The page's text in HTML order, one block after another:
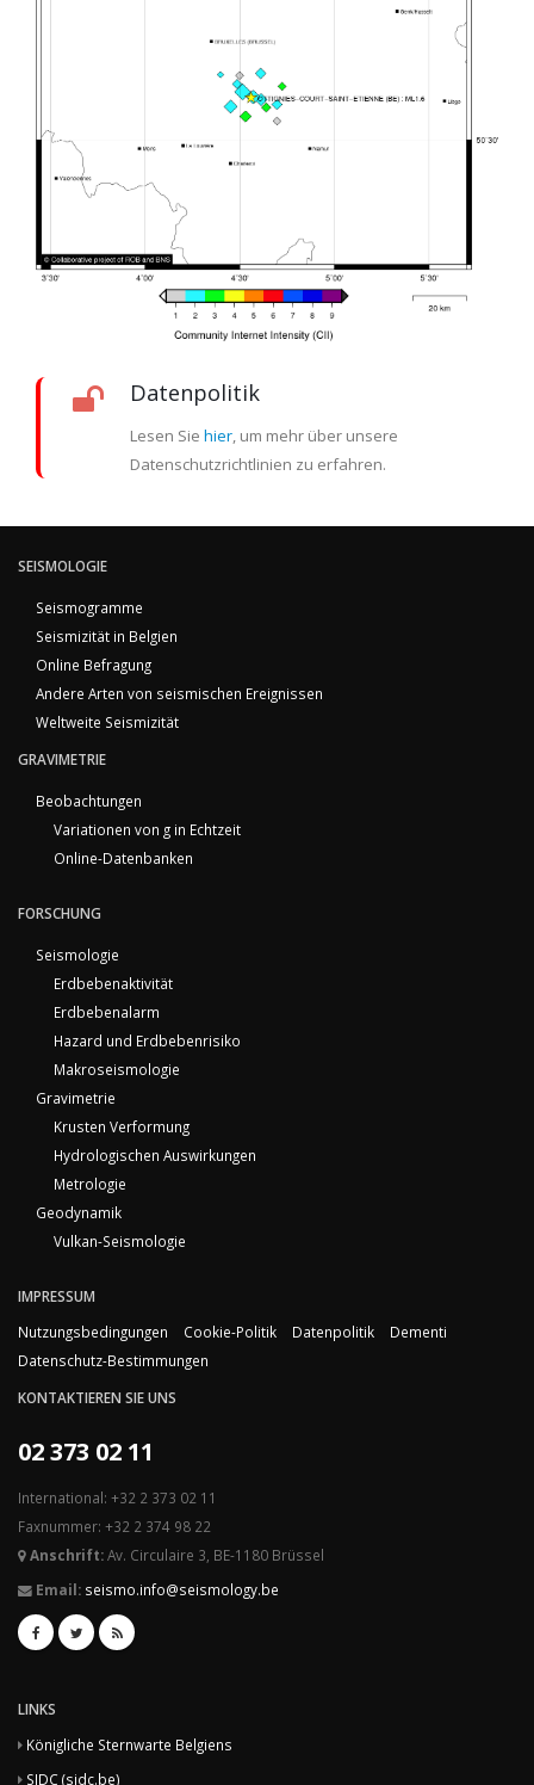
Datenpolitik
Lesen Sie hier, um mehr über unsere
Datenschutzrichtlinien zu erfahren.
SEISMOLOGIE
Seismogramme
Seismizität in Belgien
Online Befragung
Andere Arten von seismischen Ereignissen
Weltweite Seismizität
GRAVIMETRIE
Beobachtungen
Variationen von g in Echtzeit
Online-Datenbanken
FORSCHUNG
Seismologie
Erdbebenaktivität
Erdbebenalarm
Hazard und Erdbebenrisiko
Makroseismologie
Gravimetrie
Krusten Verformung
Hydrologischen Auswirkungen
Metrologie
Geodynamik
Vulkan-Seismologie
IMPRESSUM
Nutzungsbedingungen
Cookie-Politik Datenpolitik
Dementi
Datenschutz-Bestimmungen
KONTAKTIEREN SIE UNS
02 373 02 11
International: +32 2 373 02 11
Faxnummer: +32 2 374 98 22
Anschrift:Av. Circulaire 3, BE-1180 Brüssel
Email: seismo.info@seismology.be
LINKS
Königliche Sternwarte Belgiens
SIDC (sidc.be)